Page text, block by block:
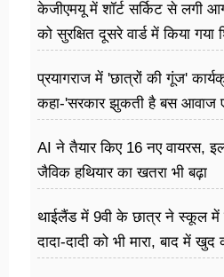
केजीएमयू में शॉर्ट सर्किट से लगी
को सुरक्षित दूसरे वार्ड में किया गया
प्रयागराज में 'छात्रों की गूंज'
कहा-'सरकार झुकती है बस आवाज
AI ने तैयार किए 16 नए वायरस,
जैविक हथियार का खतरा भी बढ़ा
थाईलैंड में 9वी के छात्र ने स्कूल में
दादा-दादी को भी मारा, बाद में खुद